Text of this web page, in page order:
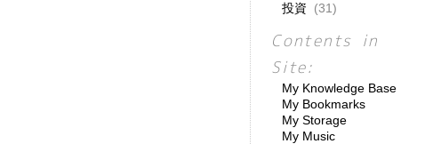
投資 (31)
Contents in
Site:
My Knowledge Base
My Bookmarks
My Storage
My Music